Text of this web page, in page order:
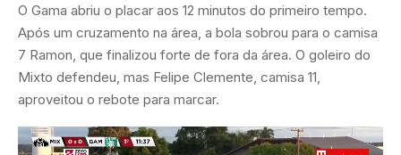
O Gama abriu o placar aos 12 minutos do primeiro tempo.
Após um cruzamento na área, a bola sobrou para o camisa
7 Ramon, que finalizou forte de fora da área. O goleiro do
Mixto defendeu, mas Felipe Clemente, camisa 11,
aproveitou o rebote para marcar.